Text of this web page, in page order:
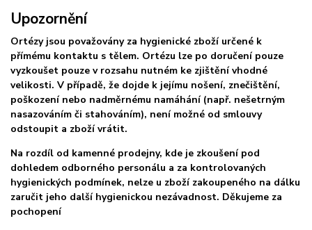
Upozornění
Ortézy jsou považovány za hygienické zboží určené k
přímému kontaktu s tělem. Ortézu lze po doručení pouze
vyzkoušet pouze v rozsahu nutném ke zjištění vhodné
velikosti. V případě, že dojde k jejímu nošení, znečištění,
poškození nebo nadměrnému namáhání (např. nešetrným
nasazováním či stahováním), není možné od smlouvy
odstoupit a zboží vrátit.
Na rozdíl od kamenné prodejny, kde je zkoušení pod
dohledem odborného personálu a za kontrolovaných
hygienických podmínek, nelze u zboží zakoupeného na dálku
zaručit jeho další hygienickou nezávadnost. Děkujeme za
pochopení